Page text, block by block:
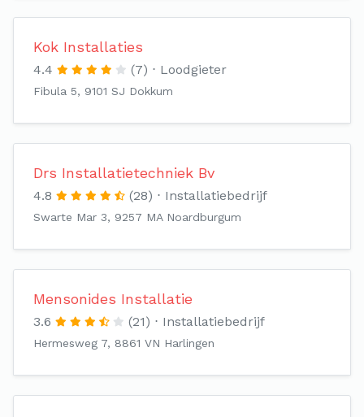
Kok Installaties
4.4 (7) Loodgieter
Fibula 5, 9101 SJ Dokkum
Drs Installatietechniek Bv
4.8 (28) Installatiebedrijf
Swarte Mar 3, 9257 MA Noardburgum
Mensonides Installatie
3.6 (21) Installatiebedrijf
Hermesweg 7, 8861 VN Harlingen